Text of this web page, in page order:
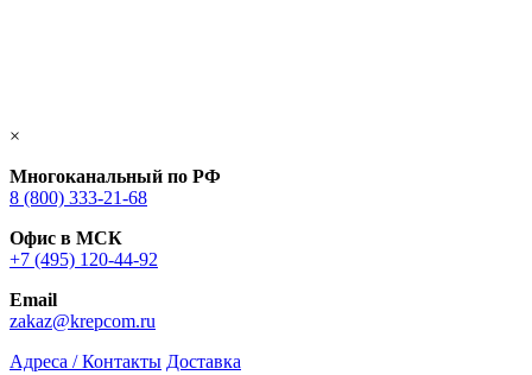
×
Многоканальный по РФ
8 (800) 333‑21-68
Офис в МСК
+7 (495) 120-44-92
Email
zakaz@krepcom.ru
Адреса / Контакты Доставка